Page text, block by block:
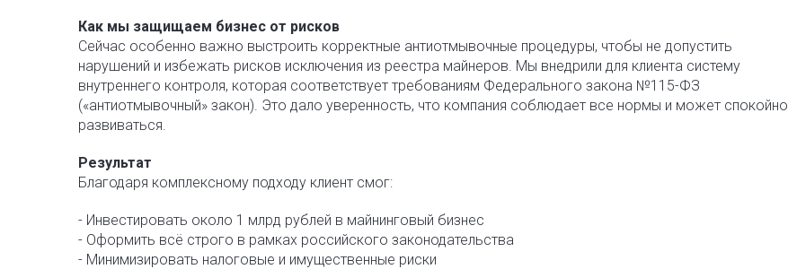
Как мы защищаем бизнес от рисков
Сейчас особенно важно выстроить корректные антиотмывочные процедуры, чтобы не допустить
нарушений и избежать рисков исключения из реестра майнеров. Мы внедрили для клиента систему
внутреннего контроля, которая соответствует требованиям Федерального закона №115-ФЗ
(«антиотмывочный» закон). Это дало уверенность, что компания соблюдает все нормы и может спокойно
развиваться.
Результат
Благодаря комплексному подходу клиент смог:
- Инвестировать около 1 млрд рублей в майнинговый бизнес
- Оформить всё строго в рамках российского законодательства
- Минимизировать налоговые и имущественные риски